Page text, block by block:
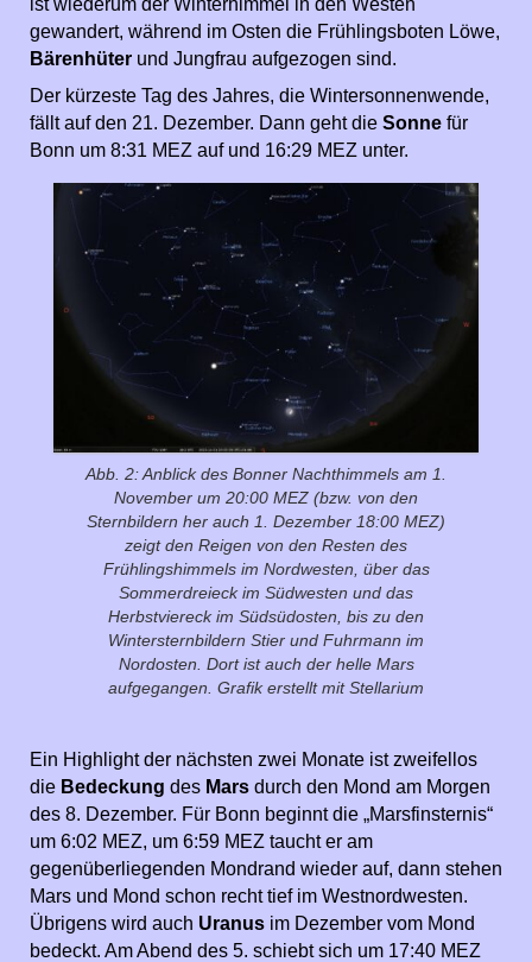
ist wiederum der Winterhimmel in den Westen
gewandert, während im Osten die Frühlingsboten Löwe,
Bärenhüter und Jungfrau aufgezogen sind.
Der kürzeste Tag des Jahres, die Wintersonnenwende,
fällt auf den 21. Dezember. Dann geht die Sonne für
Bonn um 8:31 MEZ auf und 16:29 MEZ unter.
Abb. 2: Anblick des Bonner Nachthimmels am 1.
November um 20:00 MEZ (bzw. von den
Sternbildern her auch 1. Dezember 18:00 MEZ)
zeigt den Reigen von den Resten des
Frühlingshimmels im Nordwesten, über das
Sommerdreieck im Südwesten und das
Herbstviereck im Südsüdosten, bis zu den
Wintersternbildern Stier und Fuhrmann im
Nordosten. Dort ist auch der helle Mars
aufgegangen. Grafik erstellt mit Stellarium
Ein Highlight der nächsten zwei Monate ist zweifellos
die Bedeckung des Mars durch den Mond am Morgen
des 8. Dezember. Für Bonn beginnt die „Marsfinsternis“
um 6:02 MEZ, um 6:59 MEZ taucht er am
gegenüberliegenden Mondrand wieder auf, dann stehen
Mars und Mond schon recht tief im Westnordwesten.
Übrigens wird auch Uranus im Dezember vom Mond
bedeckt. Am Abend des 5. schiebt sich um 17:40 MEZ